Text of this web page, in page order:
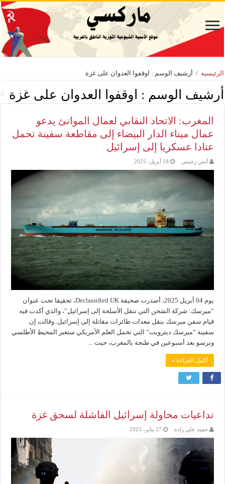
الرئيسية / أرشيف الوسم : اوقفوا العدوان على غزة
أرشيف الوسم : اوقفوا العدوان على غزة
المغرب: الاتحاد النقابي لعمال الموانئ يدعو
عمال ميناء الدار البيضاء إلى مقاطعة سفينة تحمل
عتادا عسكريا إلى إسرائيل
أنس رحيمي 18 أبريل، 2025
يوم 04 أبريل 2025، أصدرت صحيفة Declassified UK، تحقيقا تحت عنوان
“ميرسك: شركة الشحن التي تنقل الأسلحة إلى إسرائيل”، والذي أكدت فيه
قيام سفن ميرسك بنقل معدات طائرات مقاتلة إلى إسرائيل. وقالت إن
سفينة “ميرسك ديترويت” التي تحمل العلم الأمريكي ستعبر المحيط الأطلسي
وترسو بعد أسبوعين في طنجة بالمغرب، حيث ...
أكمل القراءة »
تداعيات محاولة إسرائيل الفاشلة لسحق غزة
حميد علي زاده 27 يناير، 2025